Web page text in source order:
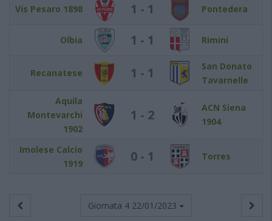
Vis Pesaro 1898 1 - 1 Pontedera
Olbia 1 - 1 Rimini
Recanatese 1 - 1
San Donato
Tavarnelle
Aquila
Montevarchi
1902
1 - 2
ACN Siena
1904
Imolese Calcio
1919
0 - 1 Torres
Giornata 4 22/01/2023